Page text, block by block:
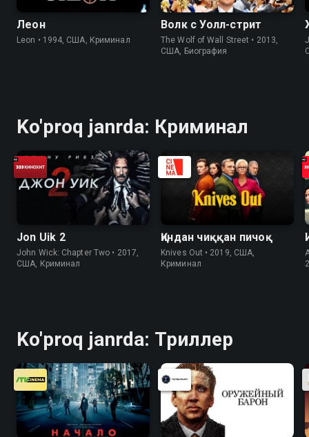
Леон
Leon • 1994, США, Криминал
Волк с Уолл-стрит
The Wolf of Wall Street • 2013,
США, Биография
Ko'proq janrda: Криминал
Jon Uik 2
John Wick: Chapter Two • 2017,
США, Криминал
Қиндан чиққан пичоқ
Knives Out • 2019, США,
Криминал
Ko'proq janrda: Триллер